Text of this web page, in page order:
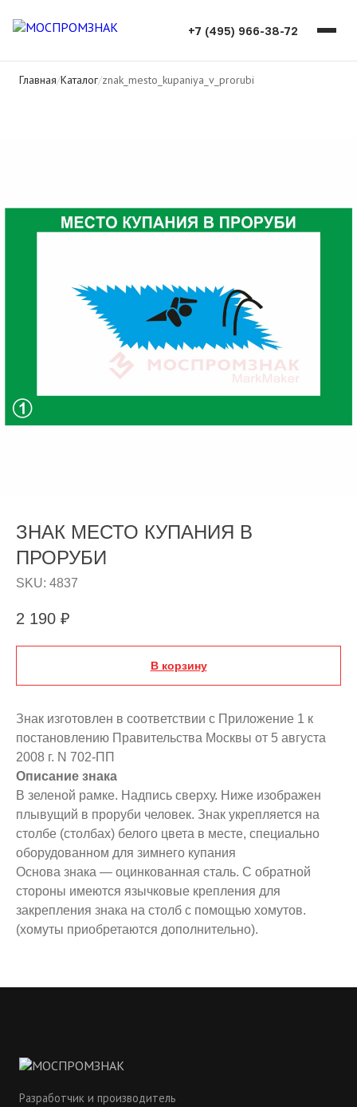
+7 (495) 966-38-72
Главная/Каталог/znak_mesto_kupaniya_v_prorubi
ЗНАК МЕСТО КУПАНИЯ В
ПРОРУБИ
SKU: 4837
2 190 ₽
В корзину
Знак изготовлен в соответствии с Приложение 1 к
постановлению Правительства Москвы от 5 августа
2008 г. N 702-ПП
Описание знака
В зеленой рамке. Надпись сверху. Ниже изображен
плывущий в проруби человек. Знак укрепляется на
столбе (столбах) белого цвета в месте, специально
оборудованном для зимнего купания
Основа знака — оцинкованная сталь. С обратной
стороны имеются язычковые крепления для
закрепления знака на столб с помощью хомутов.
(хомуты приобретаются дополнительно).
Разработчик и производитель